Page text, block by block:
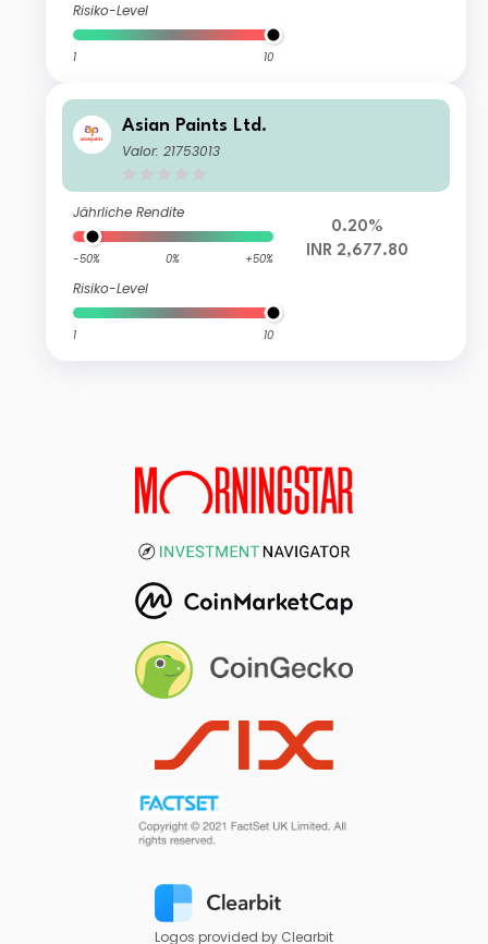
Risiko-Level
1 10
Asian Paints Ltd.
Valor: 21753013
Jährliche Rendite
-50% 0% +50%
Risiko-Level
1 10
0.20%
INR 2,677.80
Logos provided by Clearbit